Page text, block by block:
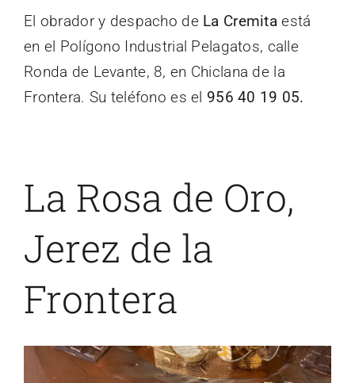
El obrador y despacho de La Cremitaestá
en el Polígono Industrial Pelagatos, calle
Ronda de Levante, 8, en Chiclana de la
Frontera. Su teléfono es el 956 40 19 05.
La Rosa de Oro,
Jerez de la
Frontera